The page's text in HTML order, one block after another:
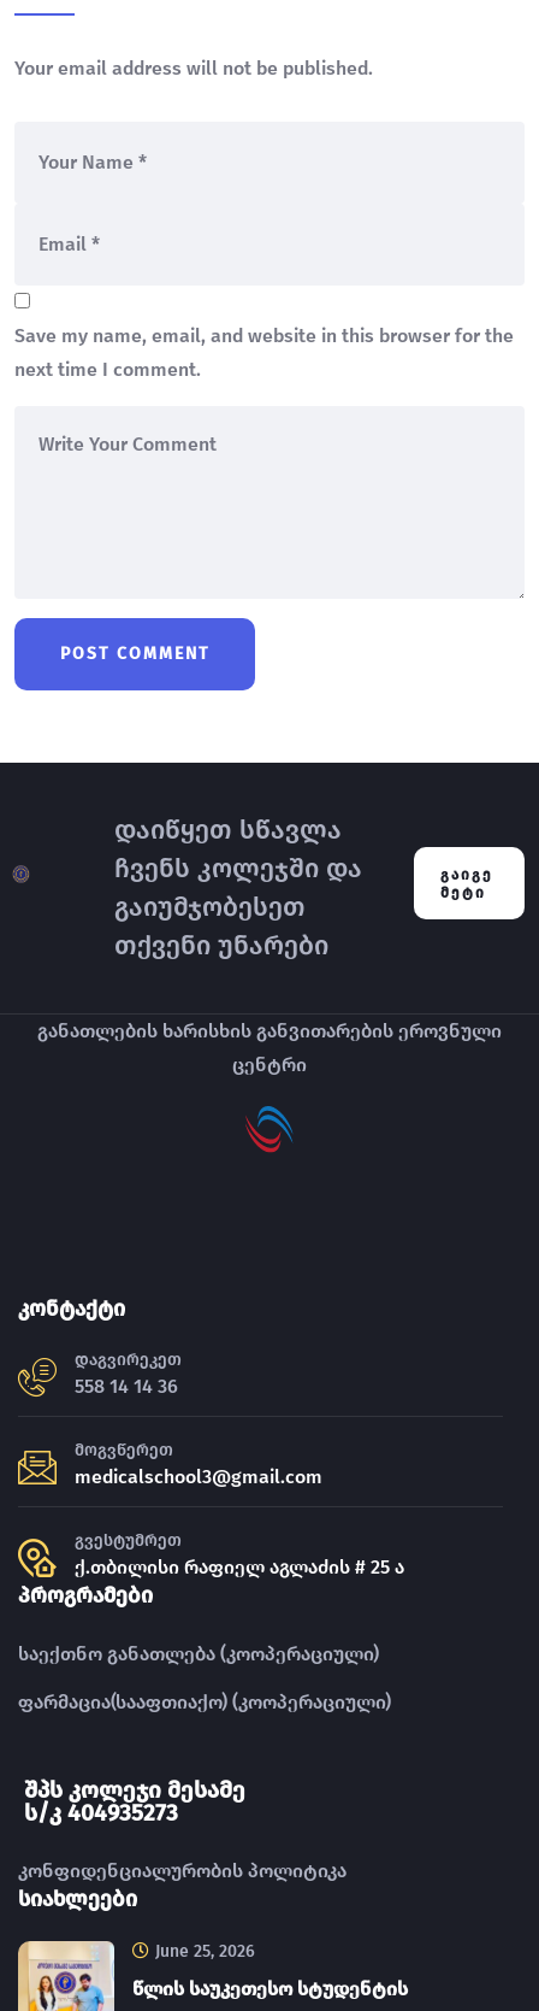
Your email address will not be published.
Save my name, email, and website in this browser for the
next time I comment.
დაიწყეთ სწავლა
ჩვენს კოლეჯში და
გაიუმჯობესეთ
თქვენი უნარები
ᲒᲐᲘᲒᲔ
ᲛᲔᲢᲘ
განათლების ხარისხის განვითარების ეროვნული
ცენტრი
კონტაქტი
დაგვირეკეთ
558 14 14 36
მოგვწერეთ
medicalschool3@gmail.com
გვესტუმრეთ
ქ.თბილისი რაფიელ აგლაძის # 25 ა
პროგრამები
საექთნო განათლება (კოოპერაციული)
ფარმაცია(სააფთიაქო) (კოოპერაციული)
შპს კოლეჯი მესამე
ს/კ 404935273
კონფიდენციალურობის პოლიტიკა
სიახლეები
June 25, 2026
წლის საუკეთესო სტუდენტის